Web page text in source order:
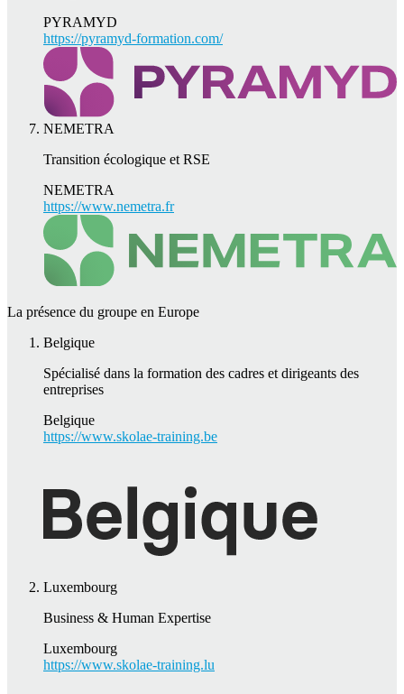
PYRAMYD
https://pyramyd-formation.com/
NEMETRA
Transition écologique et RSE
NEMETRA
https://www.nemetra.fr
La présence du groupe en Europe
Belgique
Spécialisé dans la formation des cadres et dirigeants des
entreprises
Belgique
https://www.skolae-training.be
Luxembourg
Business & Human Expertise
Luxembourg
https://www.skolae-training.lu